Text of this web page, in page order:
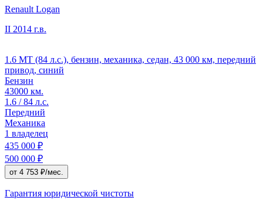
Renault Logan
II 2014 г.в.
1.6 MT (84 л.с.), бензин, механика, седан, 43 000 км, передний
привод, синий
Бензин
43000 км.
1.6 / 84 л.с.
Передний
Механика
1 владелец
435 000 ₽
500 000 ₽
от 4 753 ₽/мес.
Гарантия юридической чистоты